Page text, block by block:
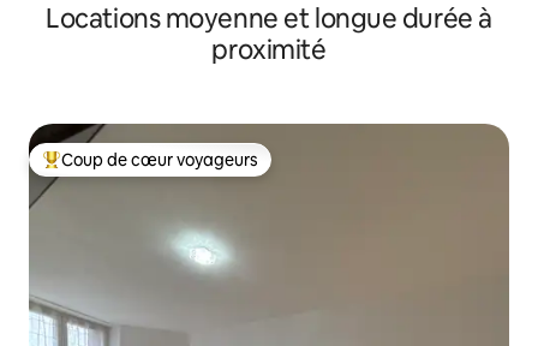
Locations moyenne et longue durée à
proximité
Coups de cœur voyageurs les plus appréciés
Coup de cœur voyageurs